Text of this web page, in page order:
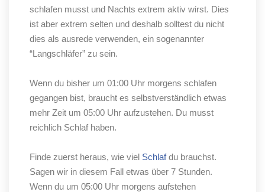
schlafen musst und Nachts extrem aktiv wirst. Dies
ist aber extrem selten und deshalb solltest du nicht
dies als ausrede verwenden, ein sogenannter
“Langschläfer” zu sein.
Wenn du bisher um 01:00 Uhr morgens schlafen
gegangen bist, braucht es selbstverständlich etwas
mehr Zeit um 05:00 Uhr aufzustehen. Du musst
reichlich Schlaf haben.
Finde zuerst heraus, wie viel Schlafdu brauchst.
Sagen wir in diesem Fall etwas über 7 Stunden.
Wenn du um 05:00 Uhr morgens aufstehen